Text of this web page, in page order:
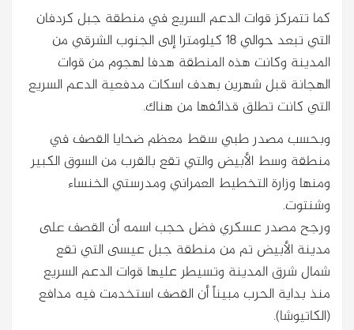
كما تتمركز قوات الدعم السريع في منطقة جبل كردفان
التي تبعد حوالي 18 كيلومترا إلى الجنوب الشرقي من
المدينة وكانت هذه المنطقة هدفا لهجوم من قوات
الهجانة قبل شهرين بهدف اسكات مدفعية الدعم السريع
التي كانت تطلق قذائفها من هناك.
وبحسب مصدر طبي سقط معظم ضحايا القصف في
منطقة وسط الأبيض والتي تقع بالقرب من السوق الكبير
ومنها وزارة التخطيط العمراني ومدرستي الخنساء
وشنتوت.
ورجح مصدر عسكري فضل حجب اسمه أن القصف على
مدينة الأبيض تم من منطقة جبل عيسى التي تقع
شمال شرق المدينة وتسيطر عليها قوات الدعم السريع
منذ بداية الحرب مبيناً أن القصف استخدمت فيه مدافع
(الكاتيوشا).